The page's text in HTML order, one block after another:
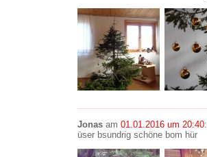
Jonas am 01.01.2016 um 20:40:
üser bsundrig schöne bom hür